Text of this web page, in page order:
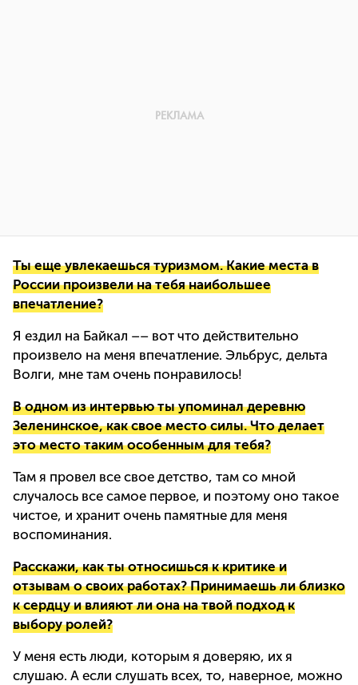
Ты еще увлекаешься туризмом. Какие места в
России произвели на тебя наибольшее
впечатление?
Я ездил на Байкал –– вот что действительно
произвело на меня впечатление. Эльбрус, дельта
Волги, мне там очень понравилось!
В одном из интервью ты упоминал деревню
Зеленинское, как свое место силы. Что делает
это место таким особенным для тебя?
Там я провел все свое детство, там со мной
случалось все самое первое, и поэтому оно такое
чистое, и хранит очень памятные для меня
воспоминания.
Расскажи, как ты относишься к критике и
отзывам о своих работах? Принимаешь ли близко
к сердцу и влияют ли она на твой подход к
выбору ролей?
У меня есть люди, которым я доверяю, их я
слушаю. А если слушать всех, то, наверное, можно